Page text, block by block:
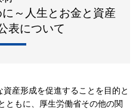
に～人生とお金と資産
表について
産形成を促進することを目的と
ともに、厚生労働省その他の関